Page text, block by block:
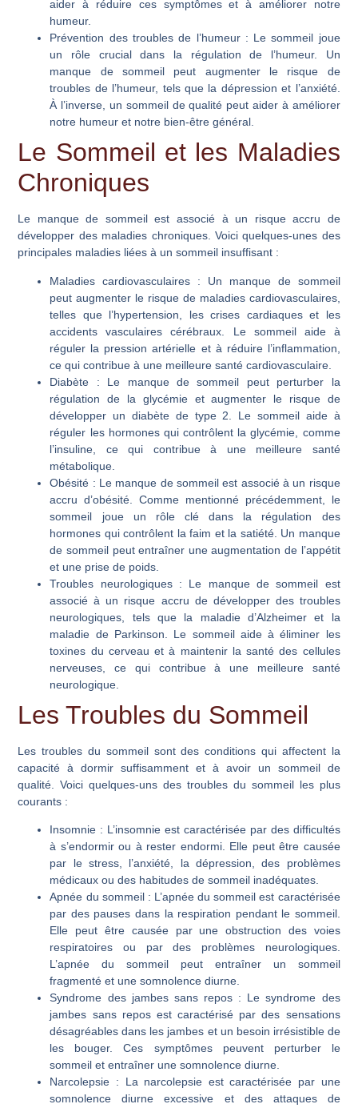
aider à réduire ces symptômes et à améliorer notre
humeur.
Prévention des troubles de l’humeur: Le sommeil joue
un rôle crucial dans la régulation de l’humeur. Un
manque de sommeil peut augmenter le risque de
troubles de l’humeur, tels que la dépression et l’anxiété.
À l’inverse, un sommeil de qualité peut aider à améliorer
notre humeur et notre bien-être général.
Le Sommeil et les Maladies
Chroniques
Le manque de sommeil est associé à un risque accru de
développer des maladies chroniques. Voici quelques-unes des
principales maladies liées à un sommeil insuffisant :
Maladies cardiovasculaires : Un manque de sommeil
peut augmenter le risque de maladies cardiovasculaires,
telles que l’hypertension, les crises cardiaques et les
accidents vasculaires cérébraux. Le sommeil aide à
réguler la pression artérielle et à réduire l’inflammation,
ce qui contribue à une meilleure santé cardiovasculaire.
Diabète : Le manque de sommeil peut perturber la
régulation de la glycémie et augmenter le risque de
développer un diabète de type 2. Le sommeil aide à
réguler les hormones qui contrôlent la glycémie, comme
l’insuline, ce qui contribue à une meilleure santé
métabolique.
Obésité : Le manque de sommeil est associé à un risque
accru d’obésité. Comme mentionné précédemment, le
sommeil joue un rôle clé dans la régulation des
hormones qui contrôlent la faim et la satiété. Un manque
de sommeil peut entraîner une augmentation de l’appétit
et une prise de poids.
Troubles neurologiques: Le manque de sommeil est
associé à un risque accru de développer des troubles
neurologiques, tels que la maladie d’Alzheimer et la
maladie de Parkinson. Le sommeil aide à éliminer les
toxines du cerveau et à maintenir la santé des cellules
nerveuses, ce qui contribue à une meilleure santé
neurologique.
Les Troubles du Sommeil
Les troubles du sommeil sont des conditions qui affectent la
capacité à dormir suffisamment et à avoir un sommeil de
qualité. Voici quelques-uns des troubles du sommeil les plus
courants :
Insomnie : L’insomnie est caractérisée par des difficultés
à s’endormir ou à rester endormi. Elle peut être causée
par le stress, l’anxiété, la dépression, des problèmes
médicaux ou des habitudes de sommeil inadéquates.
Apnée du sommeil: L’apnée du sommeil est caractérisée
par des pauses dans la respiration pendant le sommeil.
Elle peut être causée par une obstruction des voies
respiratoires ou par des problèmes neurologiques.
L’apnée du sommeil peut entraîner un sommeil
fragmenté et une somnolence diurne.
Syndrome des jambes sans repos : Le syndrome des
jambes sans repos est caractérisé par des sensations
désagréables dans les jambes et un besoin irrésistible de
les bouger. Ces symptômes peuvent perturber le
sommeil et entraîner une somnolence diurne.
Narcolepsie : La narcolepsie est caractérisée par une
somnolence diurne excessive et des attaques de